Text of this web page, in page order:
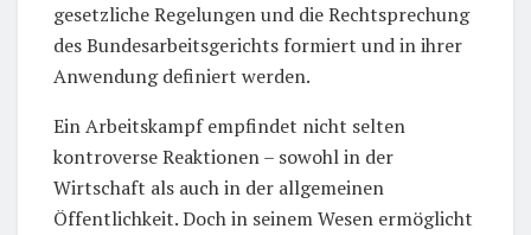
gesetzliche Regelungen und die Rechtsprechung
des Bundesarbeitsgerichts formiert und in ihrer
Anwendung definiert werden.
Ein Arbeitskampf empfindet nicht selten
kontroverse Reaktionen – sowohl in der
Wirtschaft als auch in der allgemeinen
Öffentlichkeit. Doch in seinem Wesen ermöglicht